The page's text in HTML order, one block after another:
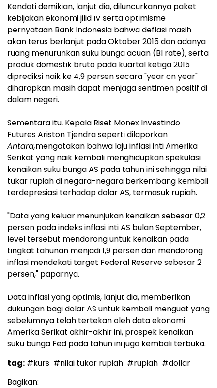
Kendati demikian, lanjut dia, diluncurkannya paket
kebijakan ekonomi jilid IV serta optimisme
pernyataan Bank Indonesia bahwa deflasi masih
akan terus berlanjut pada Oktober 2015 dan adanya
ruang menurunkan suku bunga acuan (BI rate), serta
produk domestik bruto pada kuartal ketiga 2015
diprediksi naik ke 4,9 persen secara "year on year"
diharapkan masih dapat menjaga sentimen positif di
dalam negeri.
Sementara itu, Kepala Riset Monex Investindo
Futures Ariston Tjendra seperti dilaporkan
Antara,mengatakan bahwa laju inflasi inti Amerika
Serikat yang naik kembali menghidupkan spekulasi
kenaikan suku bunga AS pada tahun ini sehingga nilai
tukar rupiah di negara-negara berkembang kembali
terdepresiasi terhadap dolar AS, termasuk rupiah.
"Data yang keluar menunjukan kenaikan sebesar 0,2
persen pada indeks inflasi inti AS bulan September,
level tersebut mendorong untuk kenaikan pada
tingkat tahunan menjadi 1,9 persen dan mendorong
inflasi mendekati target Federal Reserve sebesar 2
persen," paparnya.
Data inflasi yang optimis, lanjut dia, memberikan
dukungan bagi dolar AS untuk kembali menguat yang
sebelumnya telah tertekan oleh data ekonomi
Amerika Serikat akhir-akhir ini, prospek kenaikan
suku bunga Fed pada tahun ini juga kembali terbuka.
tag: #kurs #nilai tukar rupiah #rupiah #dollar
Bagikan: